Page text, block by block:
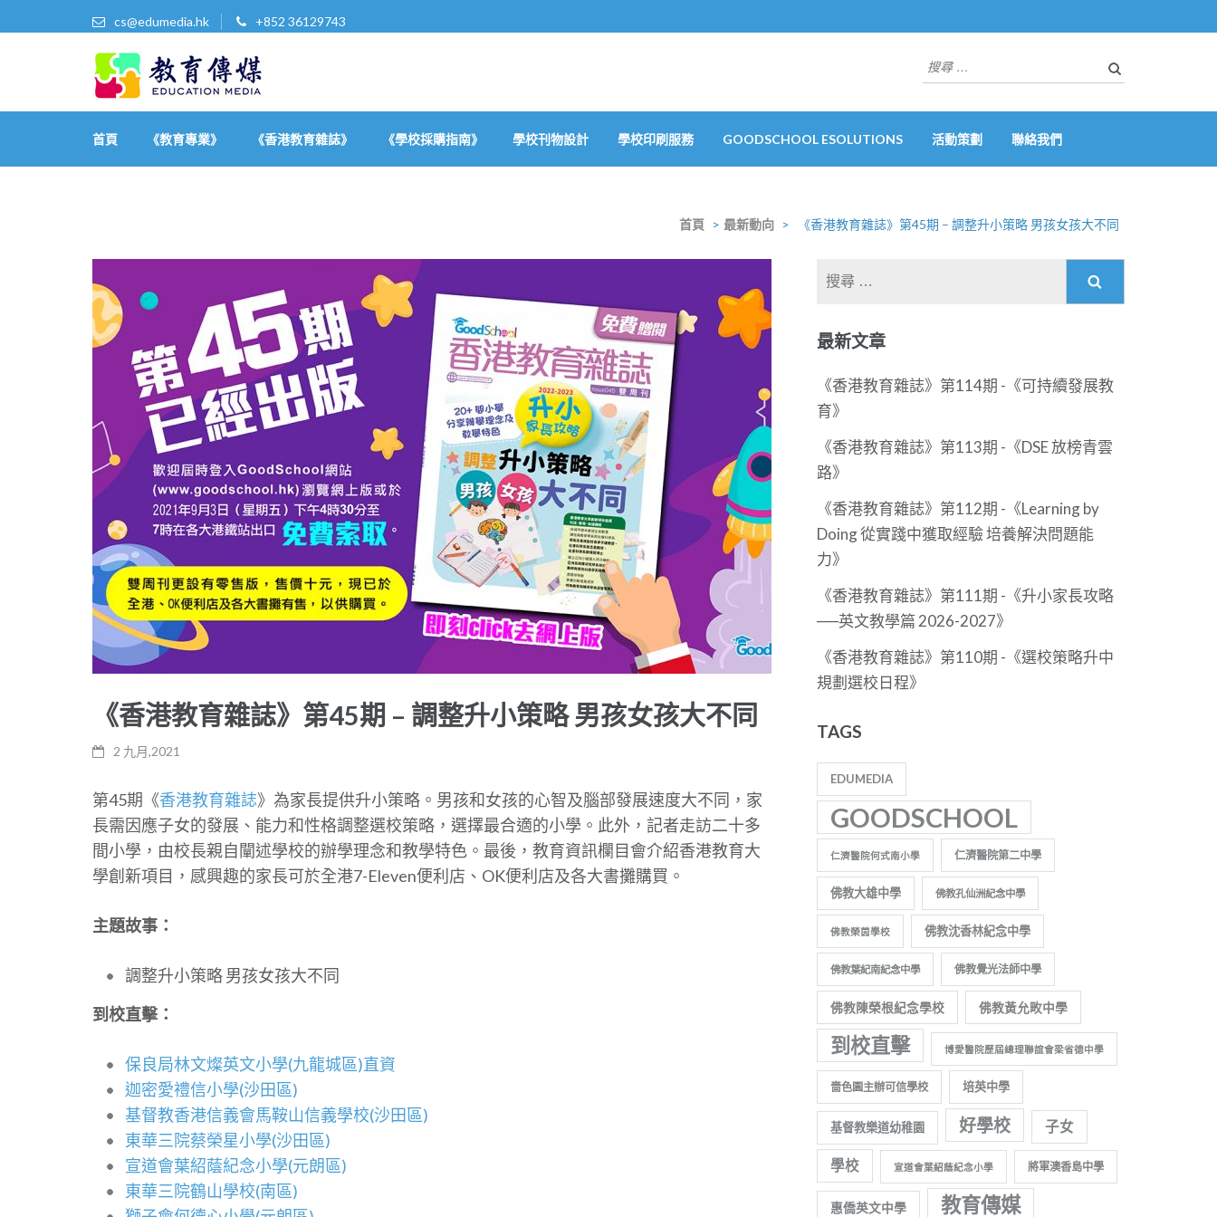
cs@edumedia.hk +852 36129743
教育傳媒集團有限公司
搜
尋
關
於：
首頁 《教育專業》 《香港教育雜誌》 《學校採購指南》 學校刊物設計 學校印刷服務 GOODSCHOOL ESOLUTIONS 活動策劃 聯絡我們
首頁 > 最新動向 > 《香港教育雜誌》第45期 – 調整升小策略 男孩女孩大不同
《香港教育雜誌》第45期 – 調整升小策略 男孩女孩大不同
2 九月,2021
第45期《香港教育雜誌》為家長提供升小策略。男孩和女孩的心智及腦部發展速度大不同，家
長需因應子女的發展、能力和性格調整選校策略，選擇最合適的小學。此外，記者走訪二十多
間小學，由校長親自闡述學校的辦學理念和教學特色。最後，教育資訊欄目會介紹香港教育大
學創新項目，感興趣的家長可於全港7-Eleven便利店、OK便利店及各大書攤購買。
主題故事：
調整升小策略 男孩女孩大不同
到校直擊：
保良局林文燦英文小學(九龍城區)直資
迦密愛禮信小學(沙田區)
基督教香港信義會馬鞍山信義學校(沙田區)
東華三院蔡榮星小學(沙田區)
宣道會葉紹蔭紀念小學(元朗區)
東華三院鶴山學校(南區)
最新文章
《香港教育雜誌》第114期 -《可持續發展教
育》
《香港教育雜誌》第113期 -《DSE 放榜青雲
路》
《香港教育雜誌》第112期 -《Learning by
Doing 從實踐中獲取經驗 培養解決問題能
力》
《香港教育雜誌》第111期 -《升小家長攻略
──英文教學篇 2026-2027》
《香港教育雜誌》第110期 -《選校策略升中
規劃選校日程》
TAGS
EDUMEDIA
GOODSCHOOL
仁濟醫院何式南小學 仁濟醫院第二中學
佛教大雄中學 佛教孔仙洲紀念中學
佛教榮茵學校 佛教沈香林紀念中學
佛教葉紀南紀念中學 佛教覺光法師中學
佛教陳榮根紀念學校 佛教黃允畋中學
到校直擊 博愛醫院歷屆總理聯誼會梁省德中學
嗇色園主辦可信學校 培英中學
基督教樂道幼稚園 好學校 子女
學校 宣道會葉紹蔭紀念小學 將軍澳香島中學
惠僑英文中學 教育傳媒